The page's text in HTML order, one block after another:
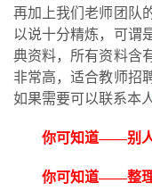
再加上我们老师团队
以说十分精炼，可谓
典资料，所有资料含
非常高，适合教师招
如果需要可以联系本
你可知道——别人
你可知道——整理